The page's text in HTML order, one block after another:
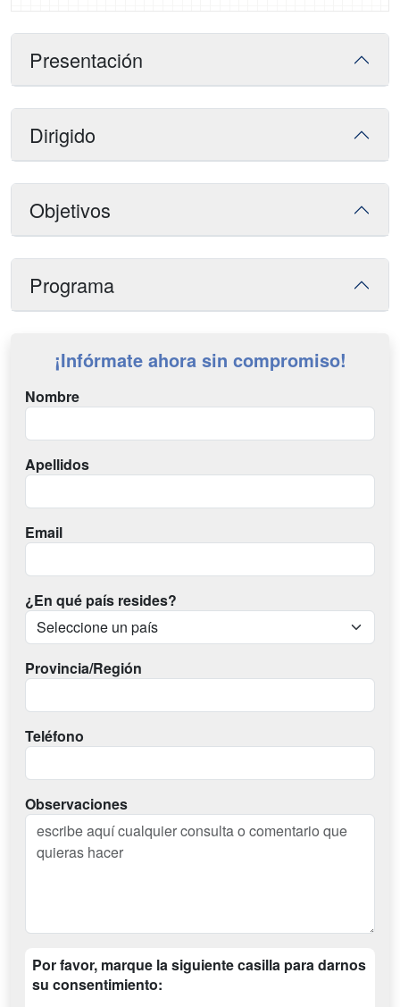
Presentación
Dirigido
Objetivos
Programa
¡Infórmate ahora sin compromiso!
Nombre
Apellidos
Email
¿En qué país resides?
Provincia/Región
Teléfono
Observaciones
Por favor, marque la siguiente casilla para darnos
su consentimiento: